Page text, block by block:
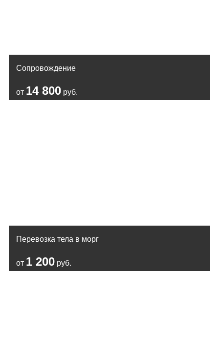
Сопровождение
от 14 800 руб.
Перевозка тела в морг
от 1 200 руб.